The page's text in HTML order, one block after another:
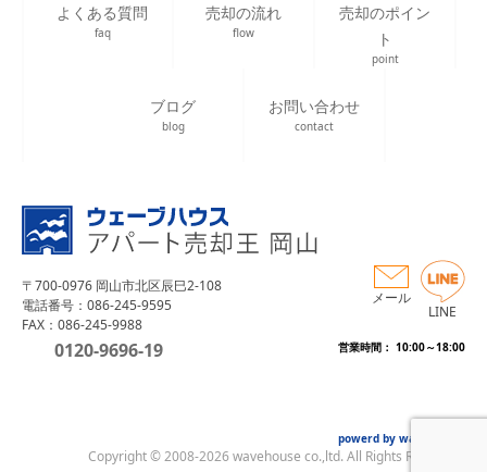
よくある質問
faq
売却の流れ
flow
売却のポイン
ト
point
ブログ
blog
お問い合わせ
contact
〒700-0976 岡山市北区辰巳2-108
電話番号：086-245-9595
FAX：086-245-9988
0120-9696-19 営業時間： 10:00～18:00
メール
LINE
powerd by wave house
Copyright © 2008-2026 wavehouse co.,ltd. All Rights Reserved.